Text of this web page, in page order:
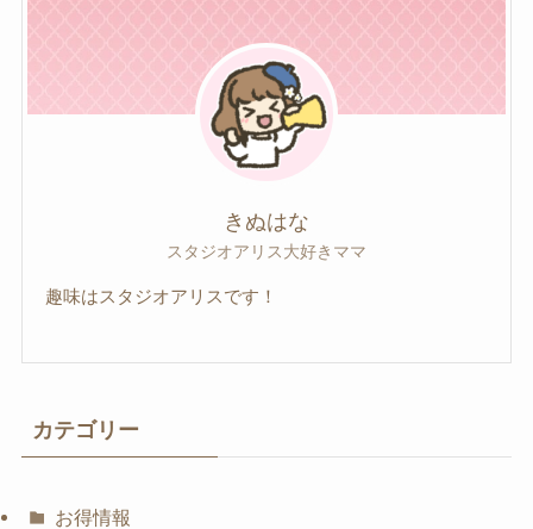
きぬはな
スタジオアリス大好きママ
趣味はスタジオアリスです！
カテゴリー
お得情報